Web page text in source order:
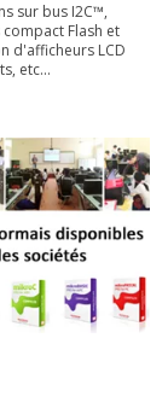
sur bus I2C™,
compact Flash et
d'afficheurs LCD
etc...